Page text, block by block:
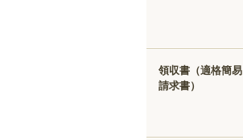
領収書（適格簡易
請求書）